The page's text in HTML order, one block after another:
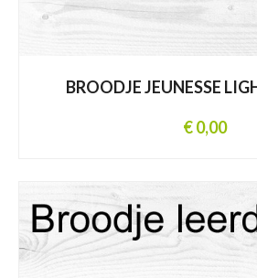
BROODJE JEUNESSE
€ 0,00